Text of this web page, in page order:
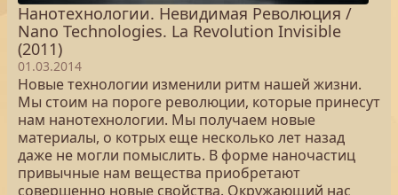
Нанотехнологии. Невидимая Революция /
Nano Technologies. La Revolution Invisible
(2011)
01.03.2014
Новые технологии изменили ритм нашей жизни.
Мы стоим на пороге революции, которые принесут
нам нанотехнологии. Мы получаем новые
материалы, о котрых еще несколько лет назад
даже не могли помыслить. В форме наночастиц
привычные нам вещества приобретают
совершенно новые свойства. Окружающий нас